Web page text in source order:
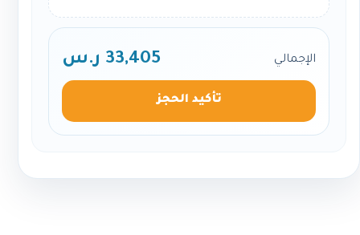
الإجمالي 33,405 ر.س
تأكيد الحجز